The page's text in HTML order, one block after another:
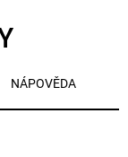
NÁPOVĚDA